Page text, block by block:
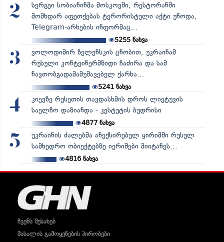
2
სერგეი სობიანინმა მოსკოვში, რესტორანში
მომხდარ აფეთქებას ტერორისტული აქტი უწოდა,
Telegram-არხების ინფორმაც...
5255ნახვა
3
ვოლოდიმირ ზელენსკის ცნობით, უკრაინამ
რუსული კონტეინერმზიდი ჩაძირა და სამ
ნავთობგადამამუშავებელ ქარხა...
5241ნახვა
4
კიევზე რუსეთის თავდასხმის დროს ლიეტუვის
საელჩო დაზიანდა - კესტუტის ბუდრისი
4877ნახვა
5
უკრაინის ძალებმა ანექსირებულ ყირიმში რუსულ
სამხედრო ობიექტებზე იერიშები მიიტანეს...
4816ნახვა
ჩვენს შესახებ
მასალის გამოყენების პირობები